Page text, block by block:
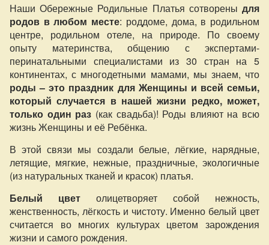
Наши Обережные Родильные Платья сотворены для
родов в любом месте: роддоме, дома, в родильном
центре, родильном отеле, на природе. По своему
опыту материнства, общению с экспертами-
перинатальными специалистами из 30 стран на 5
континентах, с многодетными мамами, мы знаем, что
роды – это праздник для Женщины и всей семьи,
который случается в нашей жизни редко, может,
только один раз (как свадьба)! Роды влияют на всю
жизнь Женщины и её Ребёнка.
В этой связи мы создали белые, лёгкие, нарядные,
летящие, мягкие, нежные, праздничные, экологичные
(из натуральных тканей и красок) платья.
Белый цвет олицетворяет собой нежность,
женственность, лёгкость и чистоту. Именно белый цвет
считается во многих культурах цветом зарождения
жизни и самого рождения.